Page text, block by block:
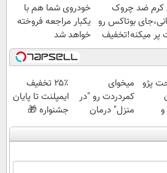
کرم ضد چروک
بوتاکس رو
پر میکنه!تخفیف
خودروی شما هم با
یکبار مراجعه فروخته
خواهد شد
پژو
میخوای
کمردردت رو "در
منزل" درمان
کنی؟ (◂فیلم +
◂پرسش‌نامه)
۲۵٪ تخفیف
ایمپلنت تا پایان
جشنواره 🎁